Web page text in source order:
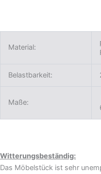
Material:
Belastbarkeit:
Maße:
Witterungsbeständig:
Das Möbelstück ist sehr